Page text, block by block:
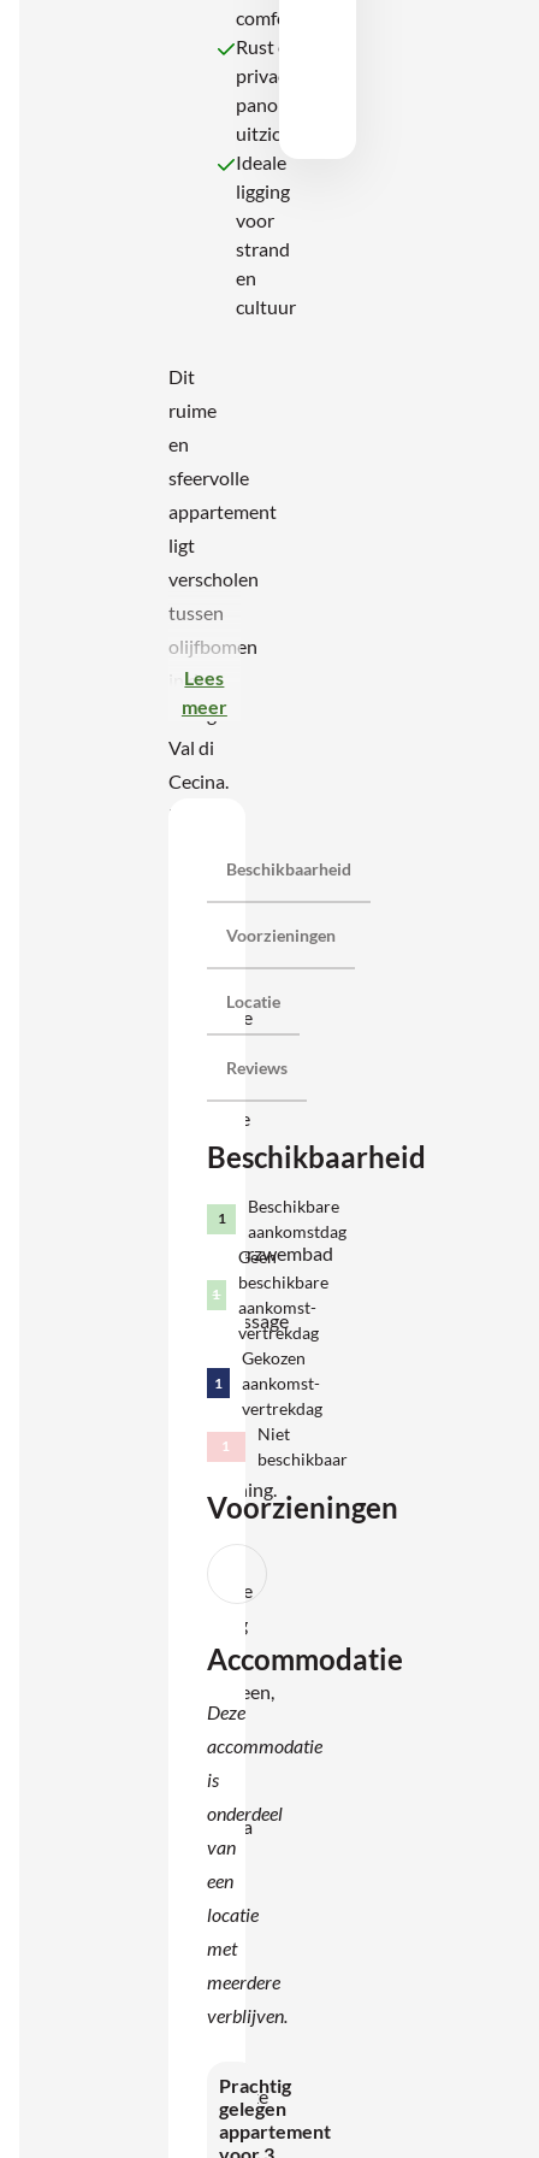
comfort
Rust en
privacy met
panoramisch
uitzicht
Ideale
ligging
voor
strand
en
cultuur
Dit
ruime
en
sfeervolle
appartement
ligt
verscholen
tussen
olijfbomen
in de
rustige
Val di
Cecina.
U geniet
Toscaanse
Tyrreense
zoutwaterzwembad
hydromassage
terrein
uitnodigt
ontspanning.
typische
Toscaanse
inrichting
natuursteen,
houten
balken
terracotta
vloeren
geeft
geheel
warme
authentieke
Lees
meer
Beschikbaarheid
Voorzieningen
Locatie
Reviews
Beschikbaarheid
1
Beschikbare
aankomstdag
1
Geen
beschikbare
aankomst-
vertrekdag
1
Gekozen
aankomst-
vertrekdag
1
Niet
beschikbaar
Voorzieningen
Accommodatie
Deze
accommodatie
is
onderdeel
van
een
locatie
met
meerdere
verblijven.
Prachtig
gelegen
appartement